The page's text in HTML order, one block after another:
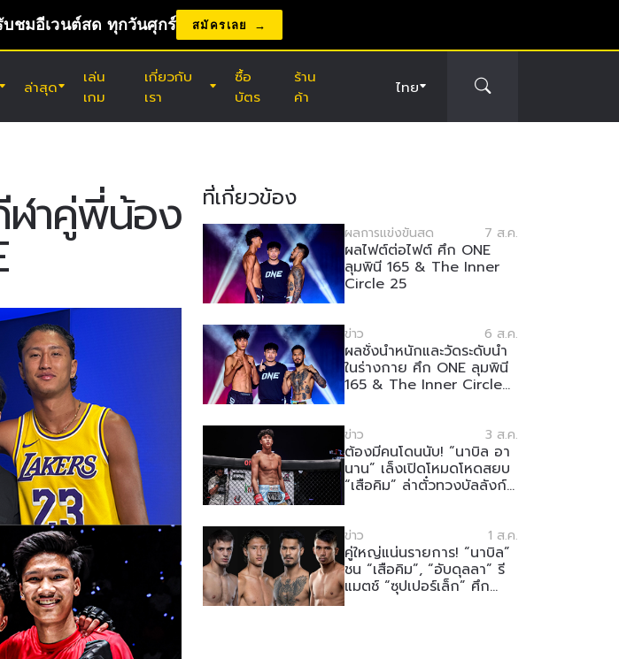
บชมอีเวนต์สด ทุกวันศุกร์ สมัครเลย
กียว
ล่าสุด
เล่น
เกม
เกี่ยวกับ
เรา
ซื้อ
บัตร
ร้าน
ค้า
ไทย
ฬาคู่พี่น้อง ที่เกี่ยวข้อง
ผลการแข่งขันสด 7 ส.ค.
ผลไฟต์ต่อไฟต์ ศึก ONE
ลุมพินี 165 & The Inner
Circle 25
ข่าว 6 ส.ค.
ผลชั่งน้ำหนักและวัดระดับน้ำ
ในร่างกาย ศึก ONE ลุมพินี
165 & The Inner Circle
ข่าว 3 ส.ค.
ต้องมีคนโดนนับ! “นาบิล อา
นาน” เล็งเปิดโหมดโหดสยบ
“เสือคิม” ล่าตั๋วทวงบัลลังก์
ข่าว 1 ส.ค.
คู่ใหญ่แน่นรายการ! “นาบิล”
ชน “เสือคิม”, “อับดุลลา” รี
แมตช์ “ซุปเปอร์เล็ก” ศึก